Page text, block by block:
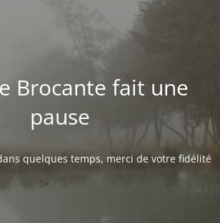
Brocante fait une
pause
quelques temps, merci de votre fidélité